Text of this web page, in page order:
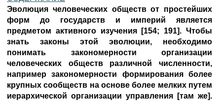
Эволюция человеческих обществ от простейших
форм до государств и империй является
предметом активного изучения [154; 191]. Чтобы
знать законы этой эволюции, необходимо
понимать закономерности организации
человеческих обществ различной численности,
например закономерности формирования более
крупных сообществ на основе более мелких путем
иерархической организации управления [там же].